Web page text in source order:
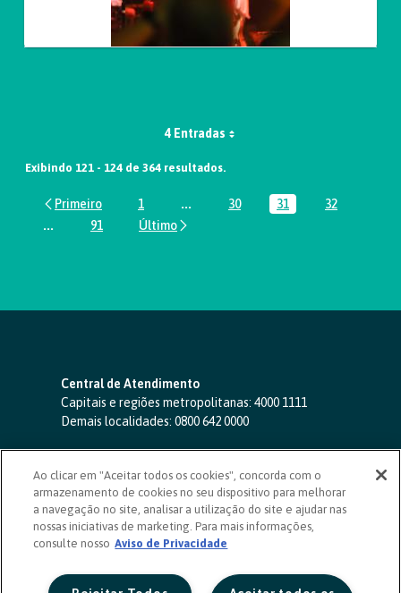
4 Entradas
Exibindo 121 - 124 de 364 resultados.
Página
1 ...Páginas intermediárias Usar ABA
Página
30 Página
31 Página
32
...Páginas intermediárias Usar ABA para navegar.
Página
91
Central de Atendimento
Capitais e regiões metropolitanas: 4000 1111
Demais localidades: 0800 642 0000
SAC 24 horas-0800 724 4420
Ouvidoria
0800 725 0996
(de segunda a sexta, das 8h às 20h)
ouvidoriasicoob.com.br
Deficientes auditivos ou de fala
Ao clicar em "Aceitar todos os cookies", concorda com o
armazenamento de cookies no seu dispositivo para melhorar
a navegação no site, analisar a utilização do site e ajudar nas
nossas iniciativas de marketing. Para mais informações,
consulte nosso Aviso de Privacidade